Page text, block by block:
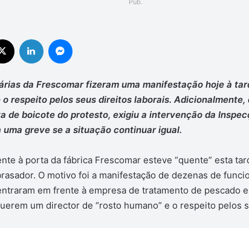
Linkedin
da Frescomar fizeram uma manifestação hoje à
o respeito pelos seus direitos laborais. Adicionalmente,
de boicote do protesto, exigiu a intervenção da
greve se a situação continuar igual.
à porta da fábrica Frescomar esteve “quente” esta
O motivo foi a manifestação de dezenas de
em frente à empresa de tratamento de pescado
um director de “rosto humano” e o respeito pelos